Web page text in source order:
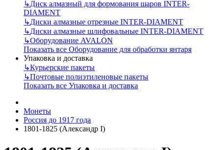
↳Диск алмазный для формования шаров INTER-
DIAMENT
↳Диски алмазные отрезные INTER-DIAMENT
↳Диски алмазные шлифовальные INTER-DIAMENT
↳Оборудование AVALON
Показать все Оборудование для обработки янтаря
Упаковка и доставка
↳Курьерские пакеты
↳Почтовые полиэтиленовые пакеты
Показать все Упаковка и доставка
Монеты
Россия до 1917 года
1801-1825 (Александр I)